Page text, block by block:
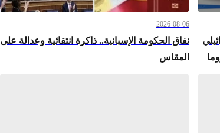
2026-08-06
نفاق الحكومة الإسبانية.. ذاكرة انتقائية وعدالة على
المقاس